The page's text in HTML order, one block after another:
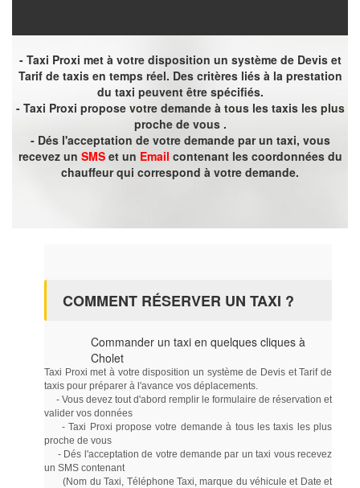
- Taxi Proxi met à votre disposition un système de Devis et
Tarif de taxis en temps réel. Des critères liés à la prestation
du taxi peuvent être spécifiés.
- Taxi Proxi propose votre demande à tous les taxis les plus
proche de vous .
- Dés l'acceptation de votre demande par un taxi, vous
recevez un SMSet un Email contenant les coordonnées du
chauffeur qui correspond à votre demande.
COMMENT RÉSERVER UN TAXI ?
Commander un taxi en quelques cliques à
Cholet
Taxi Proxi met à votre disposition un système de Devis et Tarif de
taxis pour préparer à l'avance vos déplacements.
- Vous devez tout d'abord remplir le formulaire de réservation et
valider vos données
- Taxi Proxi propose votre demande à tous les taxis les plus
proche de vous
- Dés l'acceptation de votre demande par un taxi vous recevez
un SMS contenant
(Nom du Taxi, Téléphone Taxi, marque du véhicule et Date et